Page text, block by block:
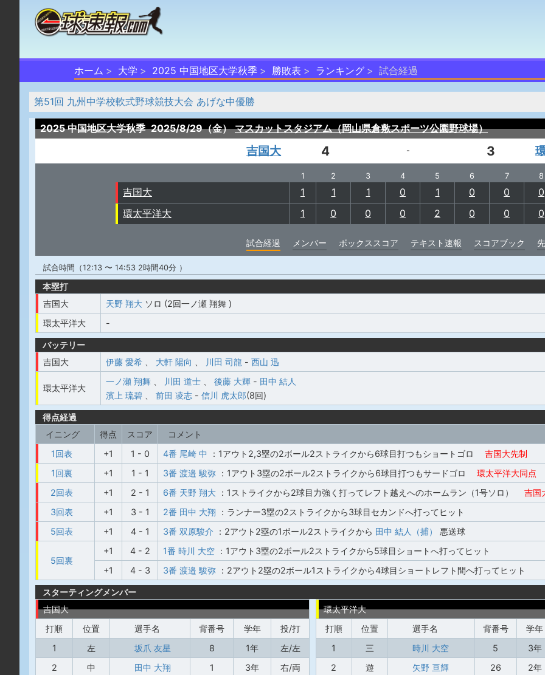
ホーム 大学 2025 中国地区大学秋季 勝敗表 ランキング 試合経過
第51回 九州中学校軟式野球競技大会 あげな中優勝
2025 中国地区大学秋季 2025/8/29（金） マスカットスタジアム（岡山県倉敷スポーツ公園野球場）
吉国大 4 - 3
1 2 3 4 5 6 7 8
吉国大 1 1 1 0 1 0 0
0
環太平洋大
1 0 0 0 2 0 0 0
試合経過 メンバー ボックススコア テキスト速報 スコアブック
試合時間（12:13 〜 14:53 2時間40分 ）
本塁打
吉国大
天野 翔大 ソロ (2回一ノ瀬 翔舞 )
環太平洋大
-
バッテリー
吉国大
伊藤 愛希 大軒 陽向 川田 司龍 - 西山 迅
環太平洋大
一ノ瀬 翔舞 川田 道士 後藤 大輝 - 田中 結人
濱上 琉碧
前田 凌志 - 信川 虎太郎(8回)
得点経過
イニング
得点 スコア
コメント
1回表
+1 1 - 0 4番 尾崎 中 ：1アウト2,3塁の2ボール2ストライクから6球目打つもショートゴロ
吉国大先制
1回裏
+1 1 - 1 3番 渡邉 駿弥 ：1アウト3塁の2ボール2ストライクから6球目打つもサードゴロ
環太平洋大同点
2回表
+1 2 - 1 6番 天野 翔大 ：1ストライクから2球目力強く打ってレフト越えへのホームラン（1号ソロ）
吉国
3回表
+1 3 - 1 2番 田中 大翔 ：ランナー3塁の2ストライクから3球目セカンドへ打ってヒット
5回表
+1 4 - 1 3番 双原駿介 ：2アウト2塁の1ボール2ストライクから 田中 結人（捕） 悪送球
5回裏
+1 4 - 2 1番 時川 大空 ：1アウト3塁の2ボール2ストライクから5球目ショートへ打ってヒット
+1
4 - 3 3番 渡邉 駿弥 ：2アウト2塁の2ボール1ストライクから4球目ショートレフト間へ打ってヒット
スターティングメンバー
吉国大
打順
位置 選手名 背番号 学年
投/打
1
左 坂爪 友星 8 1年
左/左
2
中 田中 大翔 1 3年
右/両
環太平洋大
打順
位置 選手名 背番号
学年
1
三 時川 大空 5
3年
2
遊 矢野 亘輝 26
2年